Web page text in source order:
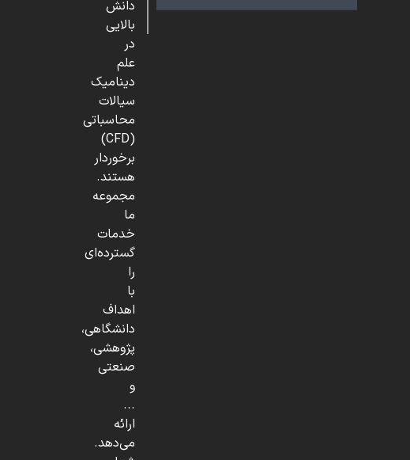
دانش
بالایی
در
علم
دینامیک
سیالات
محاسباتی
(CFD)
برخوردار
هستند.
مجموعه
ما
خدمات
گسترده‌ای
را
با
اهداف
دانشگاهی،
پژوهشی،
صنعتی
و
...
ارائه
می‌دهد.